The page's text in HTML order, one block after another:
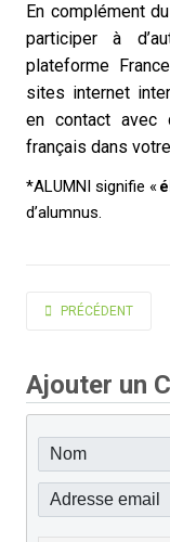
En complément
participer à
plateforme
sites internet
en contact avec
français dans
*ALUMNI signifie «
d’alumnus.
ARTICLE
PRÉCÉDENT
Ajouter un
Nom
Adresse email